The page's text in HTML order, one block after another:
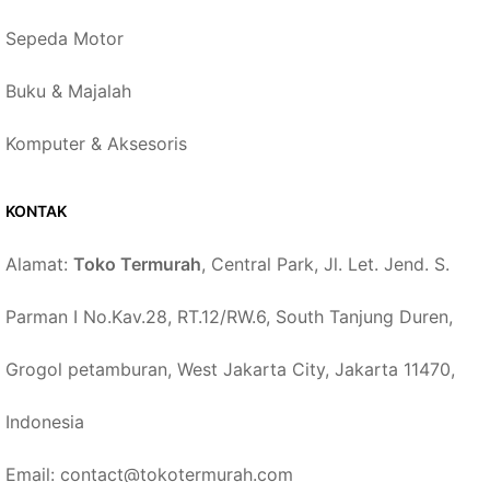
Sepeda Motor
Buku & Majalah
Komputer & Aksesoris
KONTAK
Alamat: Toko Termurah, Central Park, Jl. Let. Jend. S.
Parman I No.Kav.28, RT.12/RW.6, South Tanjung Duren,
Grogol petamburan, West Jakarta City, Jakarta 11470,
Indonesia
Email: contact@tokotermurah.com